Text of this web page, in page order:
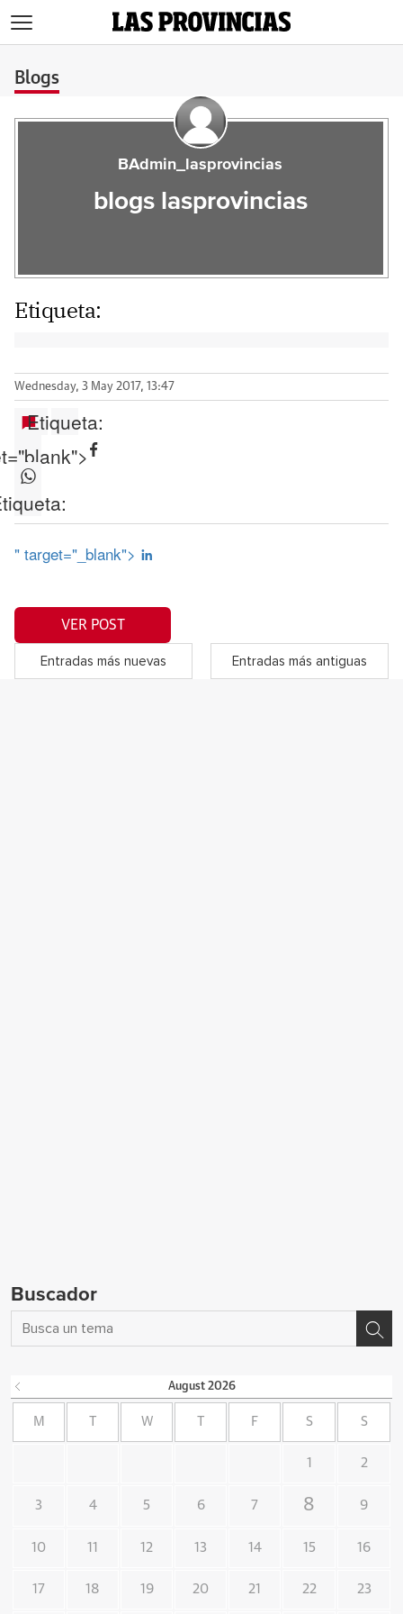
Blogs
BAdmin_lasprovincias
blogs lasprovincias
Etiqueta:
Wednesday, 3 May 2017, 13:47
Etiqueta:
" target="_blank">
VER POST
Entradas más nuevas Entradas más antiguas
Buscador
August 2026
M W F S S
1 2
3 4 5 6 7 8 9
10 11 12 13 14 15 16
17 18 19 20 21 22 23